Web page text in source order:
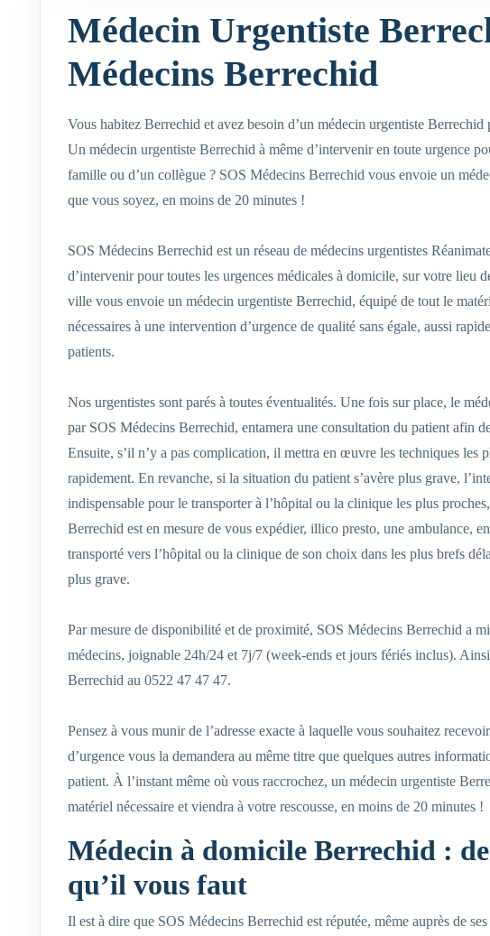
Médecin Urgentiste
Médecins Berrechid
Vous habitez Berrechid et avez besoin d’un médecin urgentiste
Un médecin urgentiste Berrechid à même d’intervenir en toute urgence
famille ou d’un collègue ? SOS Médecins Berrechid vous envoie un
que vous soyez, en moins de 20 minutes !
SOS Médecins Berrechid est un réseau de médecins urgentistes
d’intervenir pour toutes les urgences médicales à domicile, sur votre lieu
ville vous envoie un médecin urgentiste Berrechid, équipé de tout le
nécessaires à une intervention d’urgence de qualité sans égale, aussi
patients.
Nos urgentistes sont parés à toutes éventualités. Une fois sur place, le
par SOS Médecins Berrechid, entamera une consultation du patient afin
Ensuite, s’il n’y a pas complication, il mettra en œuvre les techniques les
rapidement. En revanche, si la situation du patient s’avère plus grave,
indispensable pour le transporter à l’hôpital ou la clinique les plus
Berrechid est en mesure de vous expédier, illico presto, une ambulance,
transporté vers l’hôpital ou la clinique de son choix dans les plus brefs
plus grave.
Par mesure de disponibilité et de proximité, SOS Médecins Berrechid a
médecins, joignable 24h/24 et 7j/7 (week-ends et jours fériés inclus).
Berrechid au 0522 47 47 47.
Pensez à vous munir de l’adresse exacte à laquelle vous souhaitez
d’urgence vous la demandera au même titre que quelques autres
patient. À l’instant même où vous raccrochez, un médecin urgentiste
matériel nécessaire et viendra à votre rescousse, en moins de 20 minutes !
Médecin à domicile Berrechid :
qu’il vous faut
Il est à dire que SOS Médecins Berrechid est réputée, même auprès de